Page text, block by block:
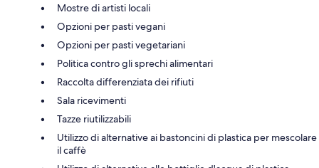
Mostre di artisti locali
Opzioni per pasti vegani
Opzioni per pasti vegetariani
Politica contro gli sprechi alimentari
Raccolta differenziata dei rifiuti
Sala ricevimenti
Tazze riutilizzabili
Utilizzo di alternative ai bastoncini di plastica per mescolare
il caffè